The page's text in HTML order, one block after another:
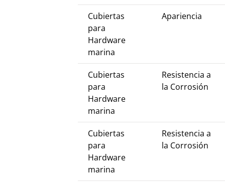
Cubiertas
para
Hardware
marina
Apariencia
Cubiertas
para
Hardware
marina
Resistencia a
la Corrosión
Cubiertas
para
Hardware
marina
Resistencia a
la Corrosión